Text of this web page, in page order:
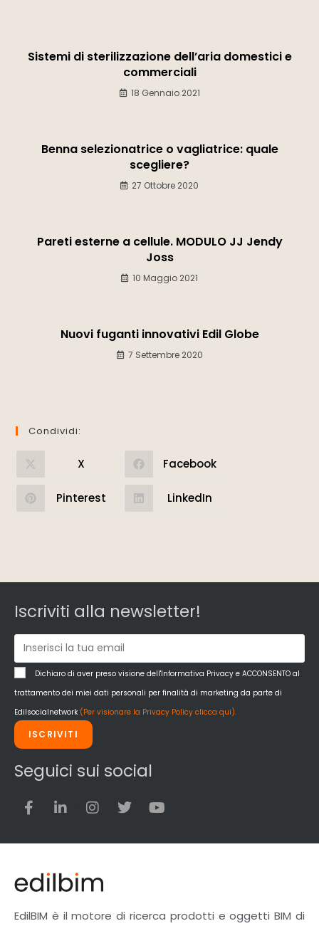
Sistemi di sterilizzazione dell’aria domestici e
commerciali
18 Gennaio 2021
Benna selezionatrice o vagliatrice: quale
scegliere?
27 Ottobre 2020
Pareti esterne a cellule. MODULO JJ Jendy
Joss
10 Maggio 2021
Nuovi fuganti innovativi Edil Globe
7 Settembre 2020
Condividi:
X Facebook
Pinterest LinkedIn
Iscriviti alla newsletter!
Dichiaro di aver preso visione dell'Informativa Privacy e ACCONSENTO al
trattamento dei miei dati personali per finalità di marketing da parte di
Edilsocialnetwork (Per visionare la Privacy Policy clicca qui).
ISCRIVITI
Seguici sui social
EdilBIM è il motore di ricerca prodotti e oggetti BIM di